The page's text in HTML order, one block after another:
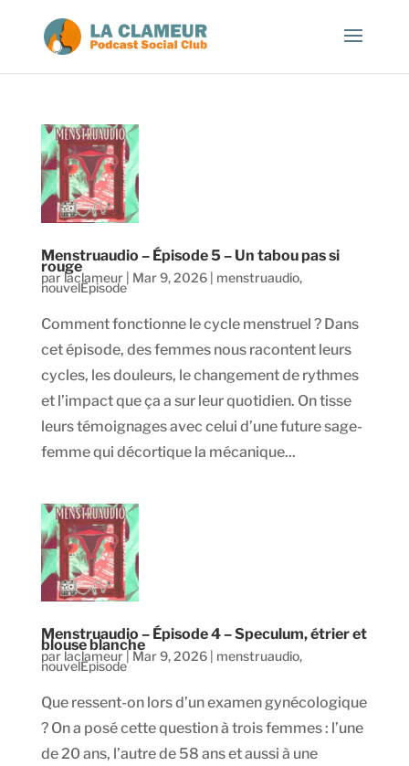
Menstruaudio – Épisode 5 – Un tabou pas si
rouge
par laclameur| Mar 9, 2026| menstruaudio,
nouvelEpisode
Comment fonctionne le cycle menstruel ? Dans
cet épisode, des femmes nous racontent leurs
cycles, les douleurs, le changement de rythmes
et l’impact que ça a sur leur quotidien. On tisse
leurs témoignages avec celui d’une future sage-
femme qui décortique la mécanique...
Menstruaudio – Épisode 4 – Speculum, étrier et
blouse blanche
par laclameur| Mar 9, 2026| menstruaudio,
nouvelEpisode
Que ressent-on lors d’un examen gynécologique
? On a posé cette question à trois femmes : l’une
de 20 ans, l’autre de 58 ans et aussi à une